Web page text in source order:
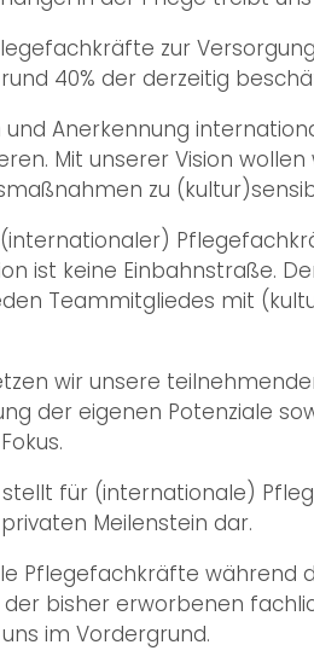
zur
40% der derzeitig
und Anerkennung
Mit unserer Vision
zu
ist keine Einbahnstraße.
Teammitgliedes mit
wir unsere
der eigenen Potenziale
für (internationale)
Meilenstein dar.
Pflegefachkräfte
bisher erworbenen
im Vordergrund.